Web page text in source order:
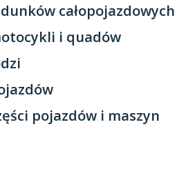
całopojazdowych
i quadów
pojazdów i maszyn